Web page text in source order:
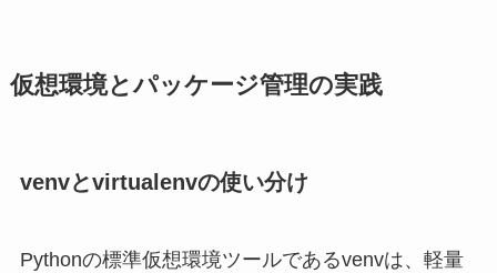
仮想環境とパッケージ管理の実践
venvとvirtualenvの使い分け
Pythonの標準仮想環境ツールであるvenvは、軽量